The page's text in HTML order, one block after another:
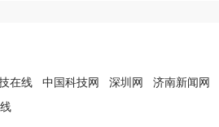
在线 中国科技网 深圳网
济南新闻网